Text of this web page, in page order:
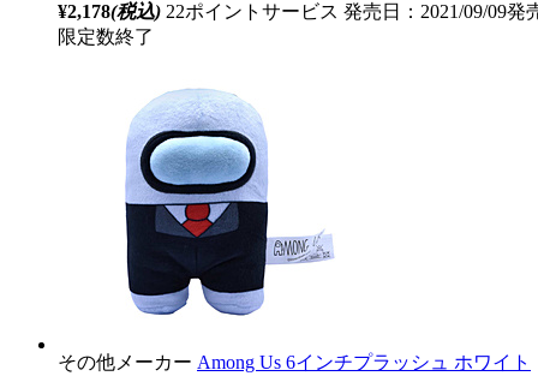
¥2,178(税込) 22ポイントサービス 発売日：2021/09/09発
限定数終了
その他メーカー Among Us 6インチプラッシュ ホワイト